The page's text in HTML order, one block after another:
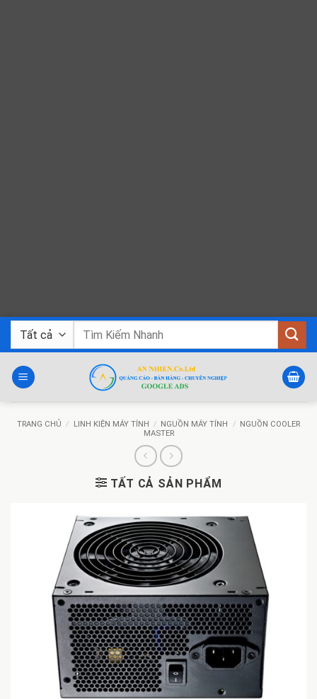
Bỏ
dung
Tìm
TRANG CHỦ / LINH KIỆN MÁY TÍNH / NGUỒN MÁY TÍNH /
NGUỒN COOLER
MASTER
TẤT CẢ SẢN PHẨM